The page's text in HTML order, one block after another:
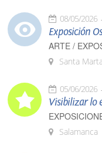
08/05/2026
Exposición
ARTE /
Santa
05/06/2026
Visibilizar lo
Salamanca